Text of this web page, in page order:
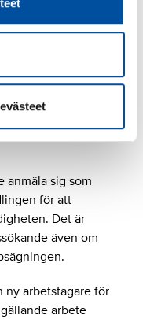
för samma eller
om
under 12 år,
varat i minst 12
anmäla sig som
för att
Det är
även om
ny arbetstagare för
arbete